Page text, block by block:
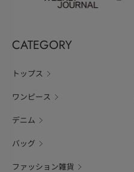
CATEGORY
トップス
ワンピース
デニム
バッグ
ファッション雑貨